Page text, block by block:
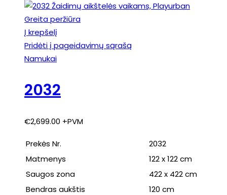
Greita peržiūra
Į krepšelį
Pridėti į pageidavimų sąrašą
Namukai
2032
€2,699.00 +PVM
Prekės Nr.
2032
Matmenys
122 x 122 cm
Saugos zona
422 x 422 cm
Bendras aukštis
120 cm